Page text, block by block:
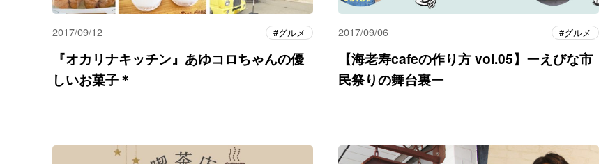
2017/09/12 グルメ
『オカリナキッチン』あゆコロちゃんの優
しいお菓子＊
2017/09/06 グルメ
【海老寿cafeの作り方 vol.05】ーえびな市
民祭りの舞台裏ー